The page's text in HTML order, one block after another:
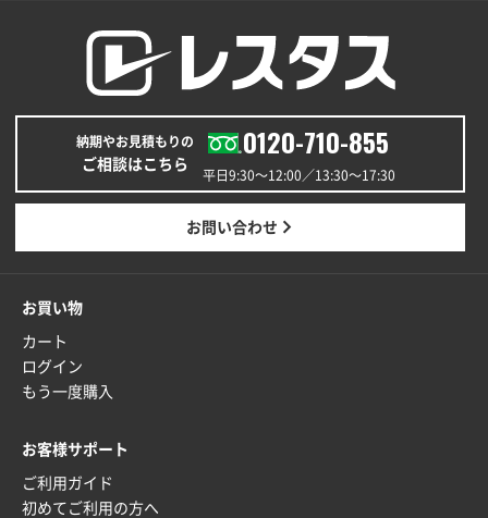
納期やお見積もりの
ご相談はこちら
0120-710-855
平日9:30〜12:00／13:30〜17:30
お問い合わせ
お買い物
カート
ログイン
もう一度購入
お客様サポート
ご利用ガイド
初めてご利用の方へ